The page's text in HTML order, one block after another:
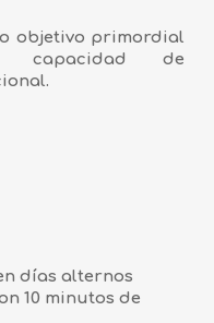
objetivo primordial
capacidad de
días alternos
10 minutos de